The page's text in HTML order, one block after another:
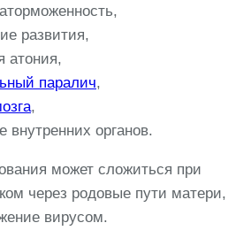
развития,
атония,
паралич,
,
внутренних органов.
может сложиться при
через родовые пути матери,
вирусом.